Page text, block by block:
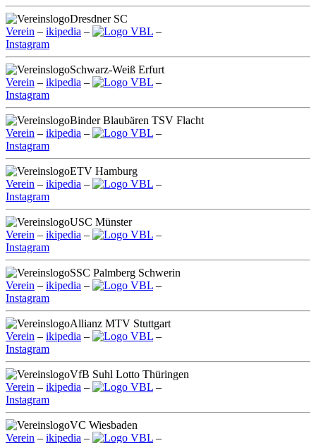
Dresdner SC
Verein – ikipedia – VBL –
Instagram
Schwarz-Weiß Erfurt
Verein – ikipedia – VBL –
Instagram
Binder Blaubären TSV Flacht
Verein – ikipedia – VBL –
Instagram
ETV Hamburg
Verein – ikipedia – VBL –
Instagram
USC Münster
Verein – ikipedia – VBL –
Instagram
SSC Palmberg Schwerin
Verein – ikipedia – VBL –
Instagram
Allianz MTV Stuttgart
Verein – ikipedia – VBL –
Instagram
VfB Suhl Lotto Thüringen
Verein – ikipedia – VBL –
Instagram
VC Wiesbaden
Verein – ikipedia – VBL –